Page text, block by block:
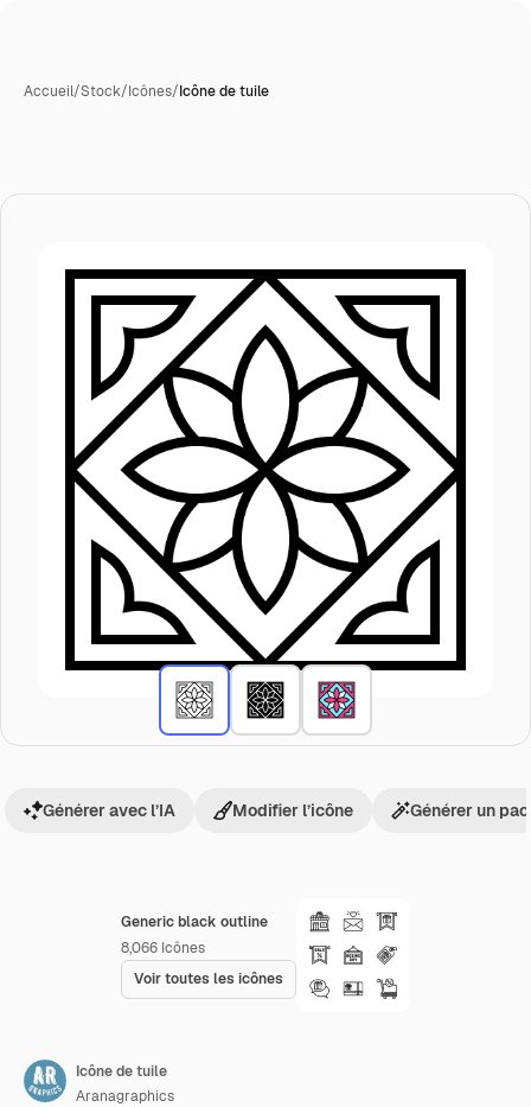
Accueil/Stock/Icônes/Icône de tuile
Generic black outline
8,066 Icônes
Voir toutes les icônes
Générer avec l’IA Modifier l’icône Générer un
Icône de tuile
Aranagraphics